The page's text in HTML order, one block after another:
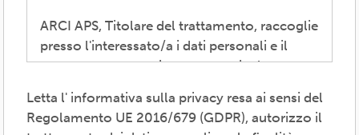
ARCI APS, Titolare del trattamento, raccoglie
presso l'interessato/a i dati personali e il
consenso necessari per consentire la
perseguire i valori propri del movimento
ARCI e affermati negli atti associativi
Letta l' informativa sulla privacy resa ai sensi del
Regolamento UE 2016/679 (GDPR), autorizzo il